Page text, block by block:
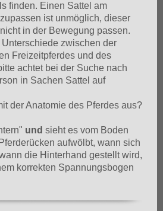
finden. Einen Sattel am
ist unmöglich, dieser
in der Bewegung passen.
zwischen der
Freizeitpferdes und des
achtet bei der Suche nach
in Sachen Sattel auf
der Anatomie des Pferdes aus?
und sieht es vom Boden
aufwölbt, wann sich
die Hinterhand gestellt wird,
korrekten Spannungsbogen